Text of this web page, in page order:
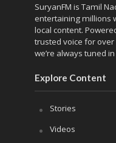
SuryanFM is Tamil
entertaining millions
local content.
trusted voice for
we’re always tuned
Explore Content
Stories
Videos